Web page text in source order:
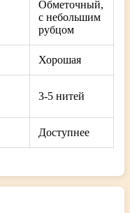
Обметочный,
с небольшим
рубцом
Хорошая
3-5 нитей
Доступнее